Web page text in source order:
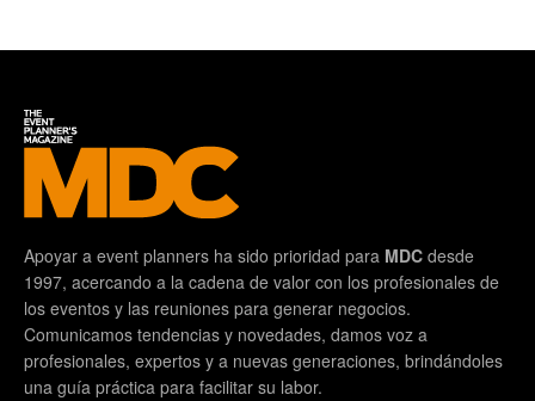
Apoyar a event planners ha sido prioridad para MDC desde
1997, acercando a la cadena de valor con los profesionales de
los eventos y las reuniones para generar negocios.
Comunicamos tendencias y novedades, damos voz a
profesionales, expertos y a nuevas generaciones, brindándoles
una guía práctica para facilitar su labor.